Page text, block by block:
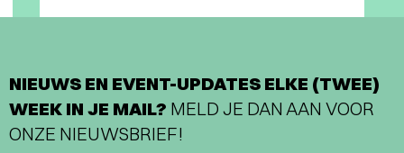
NIEUWS EN EVENT-UPDATES ELKE (TWEE)
WEEK IN JE MAIL? MELD JE DAN AAN VOOR
ONZE NIEUWSBRIEF!